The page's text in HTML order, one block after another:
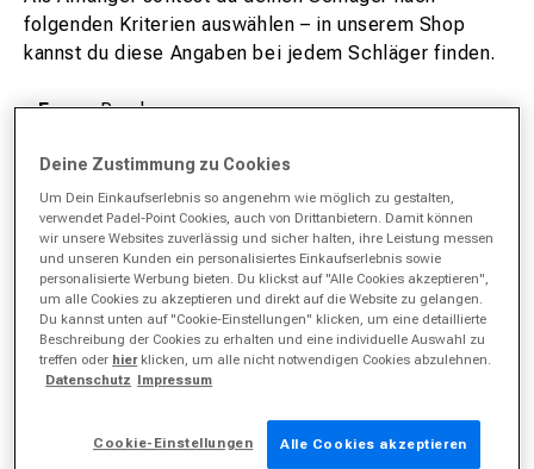
folgenden Kriterien auswählen – in unserem Shop
kannst du diese Angaben bei jedem Schläger finden.
•Form: Rund
Gewicht: Leicht (350-365g)
Balance: Grifflastig bis ausgewogen
Kern: Weich (EVA/FOAM)
Spielstil: Kontrolle & Sicherheit
Sweetspot: Groß & fehlerverzeihend
Als Anfänger empfehlen wir dir besonders Modelle
mit viel Kontrolle, geringem Gewicht und einer
Deine Zustimmung zu Cookies
Um Dein Einkaufserlebnis so angenehm wie möglich zu gestalten,
verwendet Padel-Point Cookies, auch von Drittanbietern. Damit können
wir unsere Websites zuverlässig und sicher halten, ihre Leistung messen
und unseren Kunden ein personalisiertes Einkaufserlebnis sowie
personalisierte Werbung bieten. Du klickst auf "Alle Cookies akzeptieren",
um alle Cookies zu akzeptieren und direkt auf die Website zu gelangen.
Du kannst unten auf "Cookie-Einstellungen" klicken, um eine detaillierte
Beschreibung der Cookies zu erhalten und eine individuelle Auswahl zu
treffen oder hierklicken, um alle nicht notwendigen Cookies abzulehnen.
Datenschutz Impressum
Cookie-Einstellungen Alle Cookies akzeptieren